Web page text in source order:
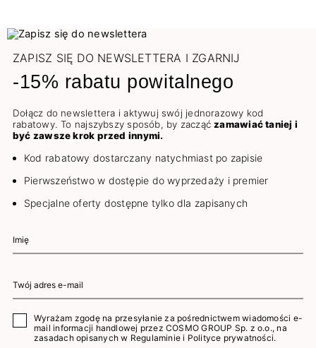
ZAPISZ SIĘ DO NEWSLETTERA I ZGARNIJ
-15% rabatu powitalnego
Dołącz do newslettera i aktywuj swój jednorazowy kod
rabatowy. To najszybszy sposób, by zacząćzamawiać taniej i
być zawsze krok przed innymi.
Kod rabatowy dostarczany natychmiast po zapisie
Pierwszeństwo w dostępie do wyprzedaży i premier
Specjalne oferty dostępne tylko dla zapisanych
Wyrażam zgodę na przesyłanie za pośrednictwem wiadomości e-
mail informacji handlowej przez COSMO GROUP Sp. z o.o., na
zasadach opisanych w Regulaminie i Polityce prywatności.